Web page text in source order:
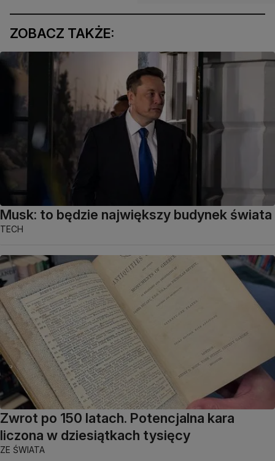
ZOBACZ TAKŻE:
Musk: to będzie największy budynek świata
TECH
Zwrot po 150 latach. Potencjalna kara
liczona w dziesiątkach tysięcy
ZE ŚWIATA